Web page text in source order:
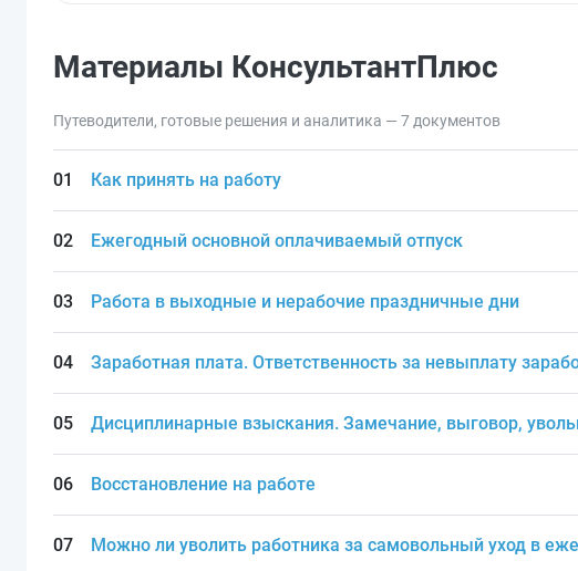
Материалы КонсультантПлюс
Путеводители, готовые решения и аналитика — 7 документов
Как принять на работу
Ежегодный основной оплачиваемый отпуск
Работа в выходные и нерабочие праздничные дни
Заработная плата. Ответственность за невыплату
Дисциплинарные взыскания. Замечание, выговор,
Восстановление на работе
Можно ли уволить работника за самовольный уход в